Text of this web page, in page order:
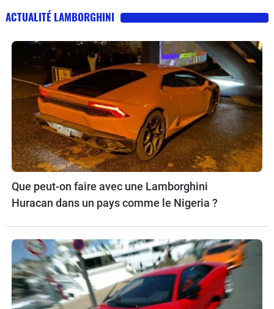
ACTUALITÉ LAMBORGHINI
Que peut-on faire avec une Lamborghini
Huracan dans un pays comme le Nigeria ?